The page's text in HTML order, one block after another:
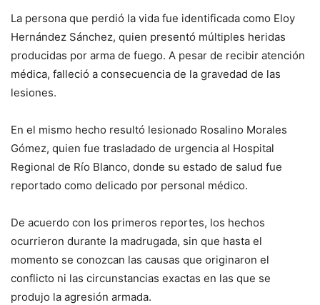
La persona que perdió la vida fue identificada como Eloy
Hernández Sánchez, quien presentó múltiples heridas
producidas por arma de fuego. A pesar de recibir atención
médica, falleció a consecuencia de la gravedad de las
lesiones.
En el mismo hecho resultó lesionado Rosalino Morales
Gómez, quien fue trasladado de urgencia al Hospital
Regional de Río Blanco, donde su estado de salud fue
reportado como delicado por personal médico.
De acuerdo con los primeros reportes, los hechos
ocurrieron durante la madrugada, sin que hasta el
momento se conozcan las causas que originaron el
conflicto ni las circunstancias exactas en las que se
produjo la agresión armada.